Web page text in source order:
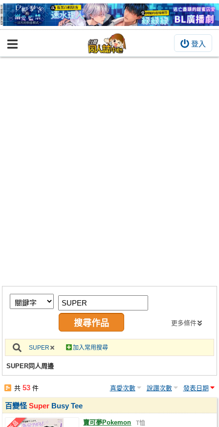
登入
BOOKY書集倉庫
繪圖藝廊
交流中心
攤位轉讓區
會員功能選單
註冊會員
更多條件
SUPER 加入常用搜尋
SUPER同人周邊
共53 件 喜愛次數 說讚次數 發表日期
百變怪Super Busy Tee
寶可夢Pokemon T恤